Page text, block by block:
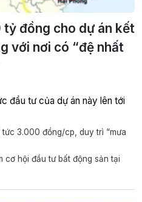
đồng cho dự án kết
với nơi có “đệ nhất
đầu tư của dự án này lên tới
3.000 đồng/cp, duy trì “mưa
cơ hội đầu tư bất động sản tại